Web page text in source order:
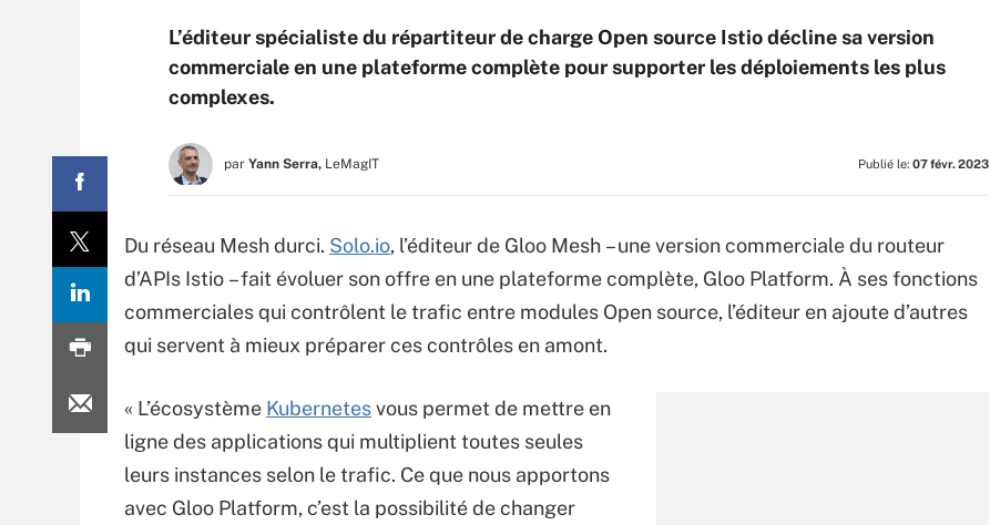
L’éditeur spécialiste du répartiteur de charge Open source Istio décline sa version
commerciale en une plateforme complète pour supporter les déploiements les plus
complexes.
par Yann Serra, LeMagIT Publié le: 07 févr. 2023
Du réseau Mesh durci. Solo.io, l’éditeur de Gloo Mesh – une version commerciale du routeur
d’APIs Istio – fait évoluer son offre en une plateforme complète, Gloo Platform. À ses fonctions
commerciales qui contrôlent le trafic entre modules Open source, l’éditeur en ajoute d’autres
qui servent à mieux préparer ces contrôles en amont.
« L’écosystème Kubernetesvous permet de mettre en
ligne des applications qui multiplient toutes seules
leurs instances selon le trafic. Ce que nous apportons
avec Gloo Platform, c’est la possibilité de changer